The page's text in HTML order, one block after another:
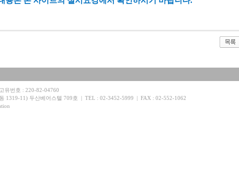
유번호 : 220-82-04760
1319-11) 두산베어스텔 709호 | TEL : 02-3452-5999 | FAX : 02-552-1062